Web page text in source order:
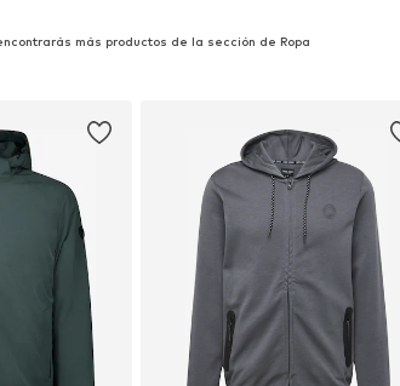
más productos de la sección de Ropa